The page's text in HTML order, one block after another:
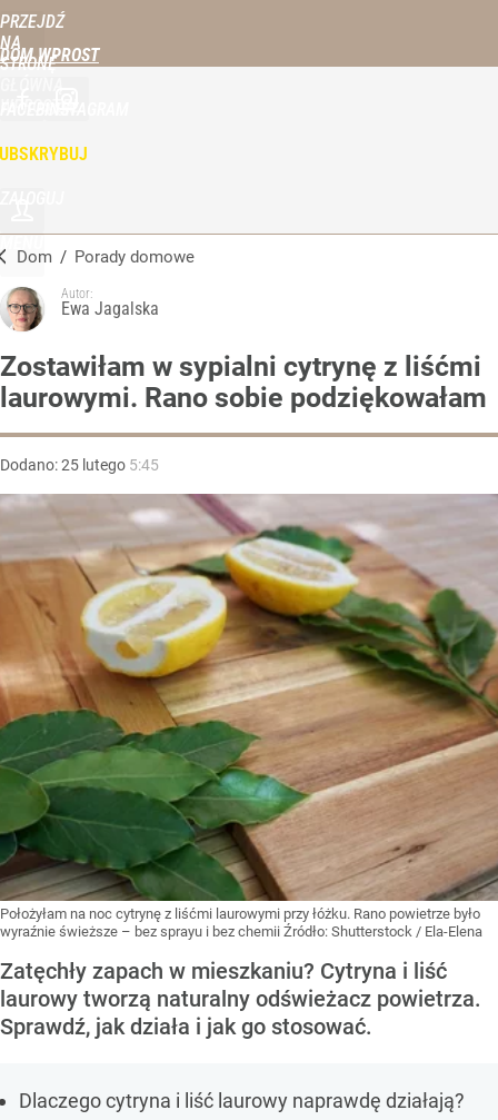
PRZEJDŹ
NA
STRONĘ
DOM WPROST
Dom / Porady domowe
Autor:
Ewa Jagalska
Zostawiłam w sypialni cytrynę z liśćmi
laurowymi. Rano sobie podziękowałam
Dodano:25 lutego 5:45
Położyłam na noc cytrynę z liśćmi laurowymi przy łóżku. Rano powietrze było
wyraźnie świeższe – bez sprayu i bez chemii Źródło: Shutterstock / Ela-Elena
Zatęchły zapach w mieszkaniu? Cytryna i liść
laurowy tworzą naturalny odświeżacz powietrza.
Sprawdź, jak działa i jak go stosować.
Dlaczego cytryna i liść laurowy naprawdę działają?